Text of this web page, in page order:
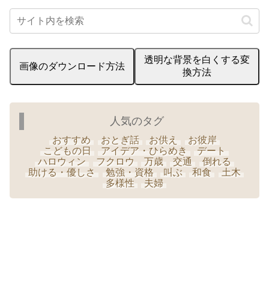
画像のダウンロード方法
透明な背景を白くする変
換方法
人気のタグ
おすすめ おとぎ話 お供え
お彼岸
こどもの日
アイデア・ひらめき
デート
ハロウィン
フクロウ 万歳 交通
倒れる
助ける・優しさ
勉強・資格 叫ぶ 和食
土木
多様性
夫婦